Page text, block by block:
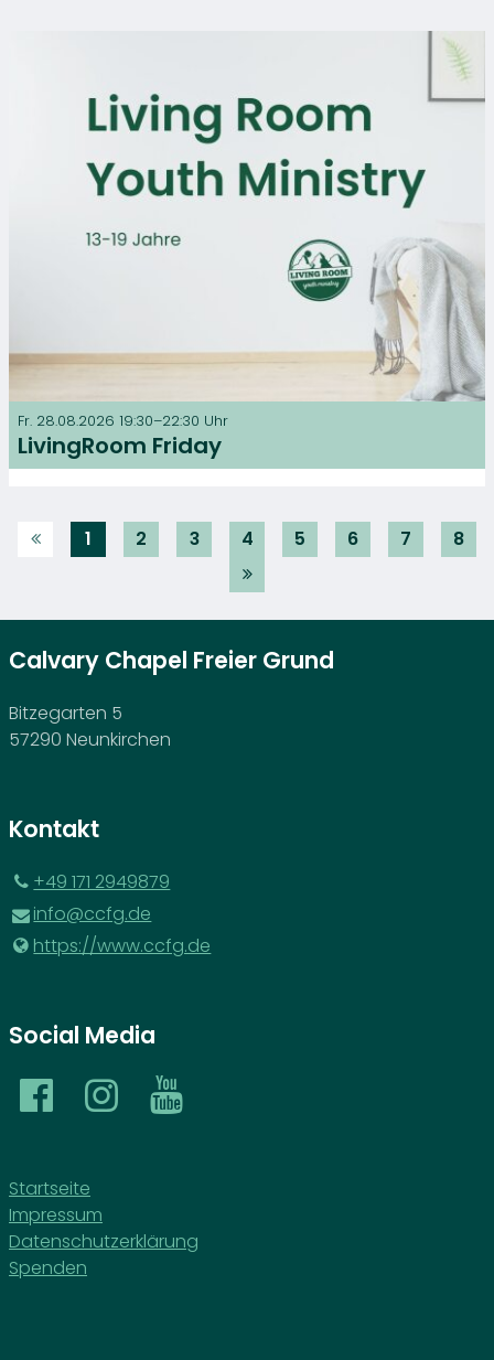
Fr. 28.08.2026 19:30–22:30 Uhr
LivingRoom Friday
1 2 3 4 5 6 7 8
Calvary Chapel Freier Grund
Bitzegarten 5
57290 Neunkirchen
Kontakt
‪+49 171 2949879‬
info@​ccfg.​de
https://www.​ccfg.​de
Social Media
Startseite
Impressum
Datenschutzerklärung
Spenden